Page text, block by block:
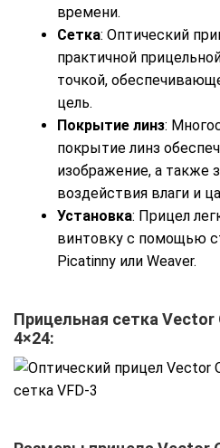
времени.
Сетка: Оптический
практичной
точкой,
цель.
Покрытие линз:
покрытие линз
изображение, а также
воздействия влаги и
Установка: Прицел
винтовку с помощью
Picatinny или Weaver.
Прицельная сетка
4×24: